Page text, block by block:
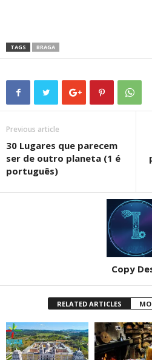
TAGS BRAGA
Previous article
30 Lugares que parecem
ser de outro planeta (1 é
português)
Copy
RELATED ARTICLES